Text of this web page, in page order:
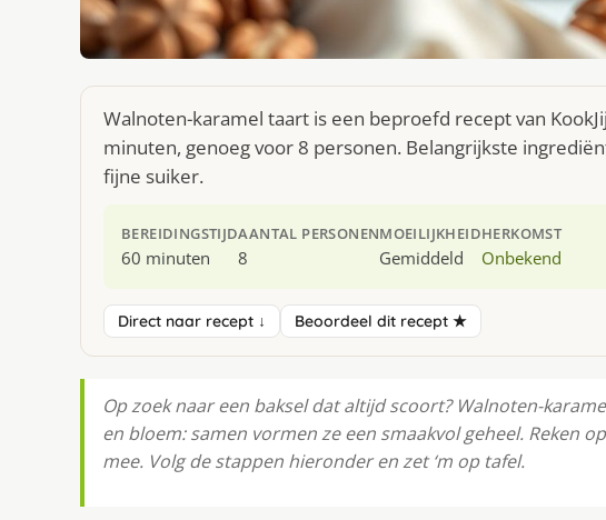
Walnoten-karamel taart is een beproefd recept van
minuten, genoeg voor 8 personen. Belangrijkste
fijne suiker.
BEREIDINGSTIJD
60 minuten
AANTAL PERSONEN
8
MOEILIJKHEID
Gemiddeld
HERKOMST
Onbekend
Direct naar recept ↓ Beoordeel dit recept ★
Op zoek naar een baksel dat altijd scoort? Walnoten-
en bloem: samen vormen ze een smaakvol geheel. Reken
mee. Volg de stappen hieronder en zet ‘m op tafel.